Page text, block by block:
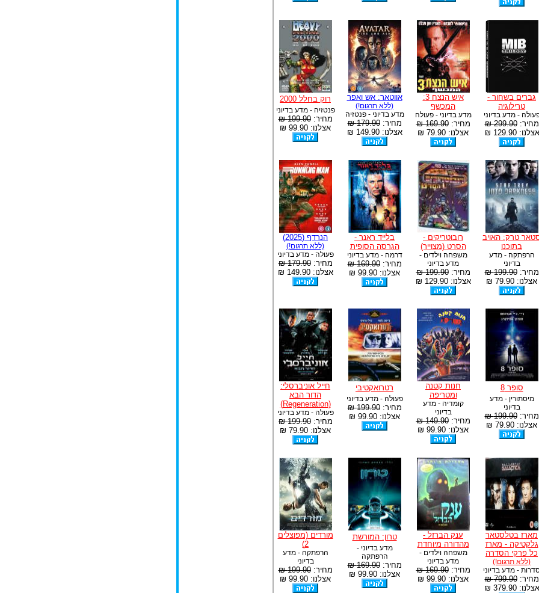
גברים בשחור -
טרילוגיה
- מדע בדיוני
מחיר:299.90 ₪
אצלנו: 129.90 ₪
איש הנצח 3:
המכשף
מדע בדיוני - פעולה
מחיר:169.90 ₪
אצלנו: 79.90 ₪
אווטאר: אש ואפר
(ללא תרגום!)
מדע בדיוני - פנטזיה
מחיר:179.90 ₪
אצלנו: 149.90 ₪
רוק בחלל 2000
פנטזיה - מדע בדיוני
מחיר:199.90 ₪
אצלנו: 99.90 ₪
טרק: האויב
בתוכנו
הרפתקה - מדע
בדיוני
מחיר:199.90 ₪
אצלנו: 79.90 ₪
רובוטריקים -
הסרט (מצוייר)
משפחה וילדים -
מדע בדיוני
מחיר:199.90 ₪
אצלנו: 129.90 ₪
בלייד ראנר -
הגרסה הסופית
דרמה - מדע בדיוני
מחיר:169.90 ₪
אצלנו: 99.90 ₪
הנרדף (2025)
(ללא תרגום!)
פעולה - מדע בדיוני
מחיר:179.90 ₪
אצלנו: 149.90 ₪
סופר 8
מיסתורין - מדע
בדיוני
מחיר:199.90 ₪
אצלנו: 79.90 ₪
חנות קטנה
ומטריפה
קומדיה - מדע
בדיוני
מחיר:149.90 ₪
אצלנו: 99.90 ₪
רטרואקטיבי
פעולה - מדע בדיוני
מחיר:199.90 ₪
אצלנו: 99.90 ₪
חייל אוניברסלי:
הדור הבא
(Regeneration)
פעולה - מדע בדיוני
מחיר:199.90 ₪
אצלנו: 79.90 ₪
מארז בטלסטאר
גלקטיקה - מארז
כל פרקי הסדרה
(ללא תרגום!)
- מדע בדיוני
מחיר:799.90 ₪
אצלנו: 379.90 ₪
ענק הברזל -
מהדורה מיוחדת
משפחה וילדים -
מדע בדיוני
מחיר:169.90 ₪
אצלנו: 99.90 ₪
טרון: המורשת
מדע בדיוני -
הרפתקה
מחיר:169.90 ₪
אצלנו: 99.90 ₪
מורדים (מפוצלים
2)
הרפתקה - מדע
בדיוני
מחיר:199.90 ₪
אצלנו: 99.90 ₪